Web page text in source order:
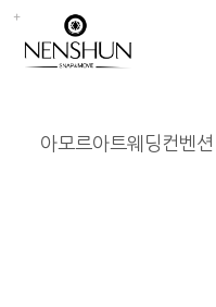
아모르아트웨딩컨벤